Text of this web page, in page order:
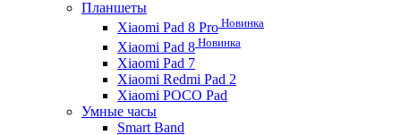
Планшеты
Xiaomi Pad 8 Pro Новинка
Xiaomi Pad 8 Новинка
Xiaomi Pad 7
Xiaomi Redmi Pad 2
Xiaomi POCO Pad
Умные часы
Smart Band